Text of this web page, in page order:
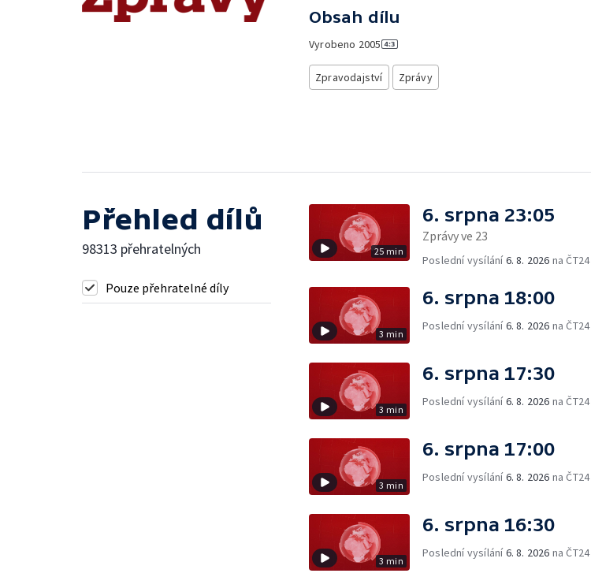
Obsah dílu
Vyrobeno 2005
Zpravodajství Zprávy
Přehled dílů
98313 přehratelných
Pouze přehratelné díly
25 min
6. srpna 23:05
Zprávy ve 23
Poslední vysílání6. 8. 2026 na ČT24
3 min
6. srpna 18:00
Poslední vysílání6. 8. 2026 na ČT24
3 min
6. srpna 17:30
Poslední vysílání6. 8. 2026 na ČT24
3 min
6. srpna 17:00
Poslední vysílání6. 8. 2026 na ČT24
3 min
6. srpna 16:30
Poslední vysílání6. 8. 2026 na ČT24